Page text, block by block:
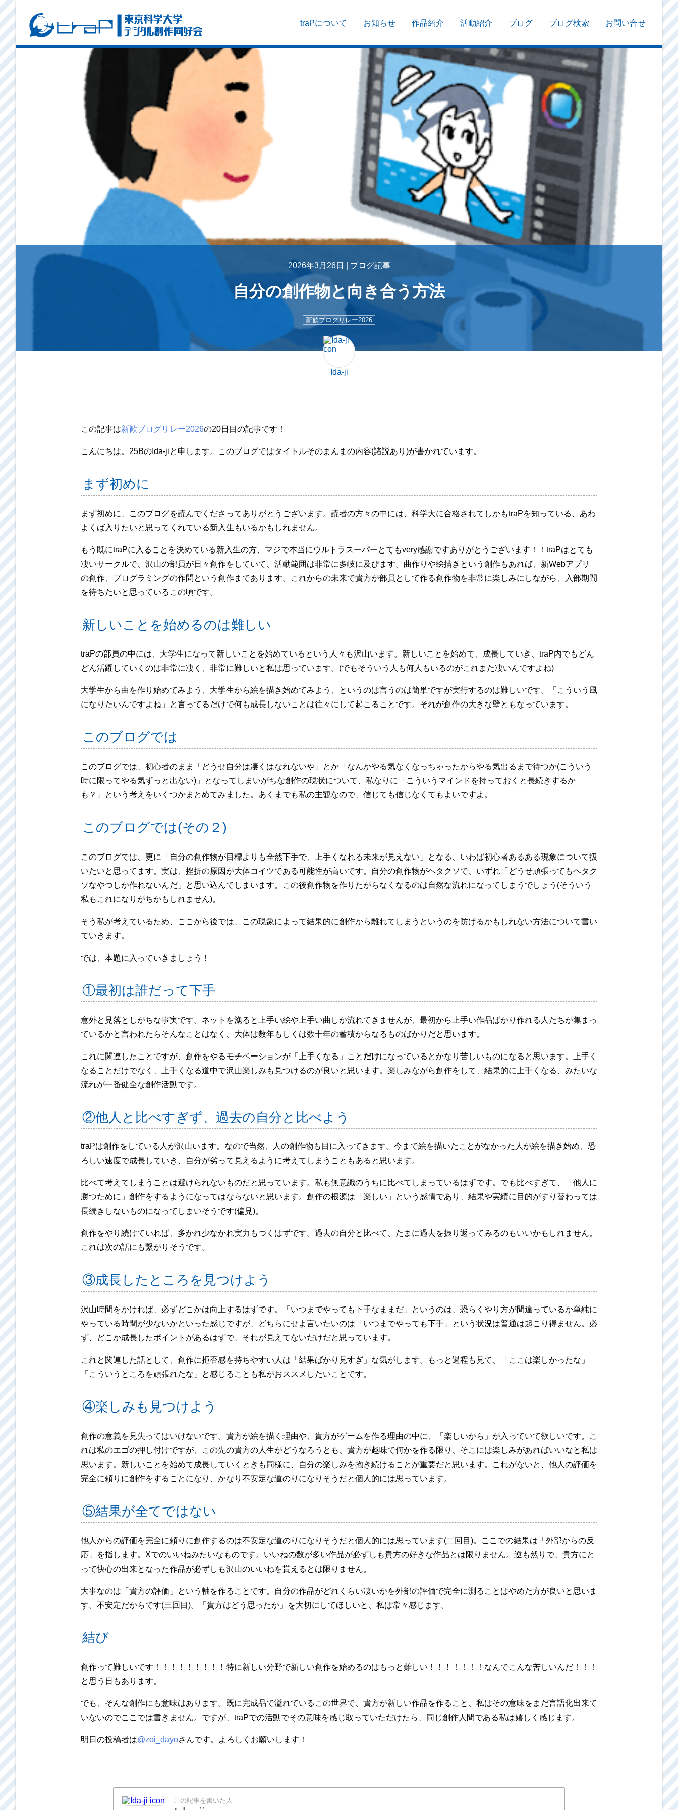
traPについて お知らせ 作品紹介 活動紹介 ブログ ブログ検索 お問い合せ
2026年3月26日 | ブログ記事
自分の創作物と向き合う方法
新歓ブログリレー2026
Ida-ji
この記事は新歓ブログリレー2026の20日目の記事です！
こんにちは。25BのIda-jiと申します。このブログではタイトルそのまんまの内容(諸説あり)が書かれています。
まず初めに
まず初めに、このブログを読んでくださってありがとうございます。読者の方々の中には、科学大に合格されてしかもtraPを知っている、あわ
よくば入りたいと思ってくれている新入生もいるかもしれません。
もう既にtraPに入ることを決めている新入生の方、マジで本当にウルトラスーパーとてもvery感謝ですありがとうございます！！traPはとても
凄いサークルで、沢山の部員が日々創作をしていて、活動範囲は非常に多岐に及びます。曲作りや絵描きという創作もあれば、新Webアプリ
の創作、プログラミングの作問という創作まであります。これからの未来で貴方が部員として作る創作物を非常に楽しみにしながら、入部期間
を待ちたいと思っているこの頃です。
新しいことを始めるのは難しい
traPの部員の中には、大学生になって新しいことを始めているという人々も沢山います。新しいことを始めて、成長していき、traP内でもどん
どん活躍していくのは非常に凄く、非常に難しいと私は思っています。(でもそういう人も何人もいるのがこれまた凄いんですよね)
大学生から曲を作り始めてみよう、大学生から絵を描き始めてみよう、というのは言うのは簡単ですが実行するのは難しいです。「こういう風
になりたいんですよね」と言ってるだけで何も成長しないことは往々にして起こることです。それが創作の大きな壁ともなっています。
このブログでは
このブログでは、初心者のまま「どうせ自分は凄くはなれないや」とか「なんかやる気なくなっちゃったからやる気出るまで待つか(こういう
時に限ってやる気ずっと出ない)」となってしまいがちな創作の現状について、私なりに「こういうマインドを持っておくと長続きするか
も？」という考えをいくつかまとめてみました。あくまでも私の主観なので、信じても信じなくてもよいですよ。
このブログでは(その２)
このブログでは、更に「自分の創作物が目標よりも全然下手で、上手くなれる未来が見えない」となる、いわば初心者あるある現象について扱
いたいと思ってます。実は、挫折の原因が大体コイツである可能性が高いです。自分の創作物がヘタクソで、いずれ「どうせ頑張ってもヘタク
ソなやつしか作れないんだ」と思い込んでしまいます。この後創作物を作りたがらなくなるのは自然な流れになってしまうでしょう(そういう
私もこれになりがちかもしれません)。
そう私が考えているため、ここから後では、この現象によって結果的に創作から離れてしまうというのを防げるかもしれない方法について書い
ていきます。
では、本題に入っていきましょう！
①最初は誰だって下手
意外と見落としがちな事実です。ネットを漁ると上手い絵や上手い曲しか流れてきませんが、最初から上手い作品ばかり作れる人たちが集まっ
ているかと言われたらそんなことはなく、大体は数年もしくは数十年の蓄積からなるものばかりだと思います。
これに関連したことですが、創作をやるモチベーションが「上手くなる」こと だけになっているとかなり苦しいものになると思います。上手く
なることだけでなく、上手くなる道中で沢山楽しみも見つけるのが良いと思います。楽しみながら創作をして、結果的に上手くなる、みたいな
流れが一番健全な創作活動です。
②他人と比べすぎず、過去の自分と比べよう
traPは創作をしている人が沢山います。なので当然、人の創作物も目に入ってきます。今まで絵を描いたことがなかった人が絵を描き始め、恐
ろしい速度で成長していき、自分が劣って見えるように考えてしまうこともあると思います。
比べて考えてしまうことは避けられないものだと思っています。私も無意識のうちに比べてしまっているはずです。でも比べすぎて、「他人に
勝つために」創作をするようになってはならないと思います。創作の根源は「楽しい」という感情であり、結果や実績に目的がすり替わっては
長続きしないものになってしまいそうです(偏見)。
創作をやり続けていれば、多かれ少なかれ実力もつくはずです。過去の自分と比べて、たまに過去を振り返ってみるのもいいかもしれません。
これは次の話にも繋がりそうです。
③成長したところを見つけよう
沢山時間をかければ、必ずどこかは向上するはずです。「いつまでやっても下手なままだ」というのは、恐らくやり方が間違っているか単純に
やっている時間が少ないかといった感じですが、どちらにせよ言いたいのは「いつまでやっても下手」という状況は普通は起こり得ません。必
ず、どこか成長したポイントがあるはずで、それが見えてないだけだと思っています。
これと関連した話として、創作に拒否感を持ちやすい人は「結果ばかり見すぎ」な気がします。もっと過程も見て、「ここは楽しかったな」
「こういうところを頑張れたな」と感じることも私がおススメしたいことです。
④楽しみも見つけよう
創作の意義を見失ってはいけないです。貴方が絵を描く理由や、貴方がゲームを作る理由の中に、「楽しいから」が入っていて欲しいです。こ
れは私のエゴの押し付けですが、この先の貴方の人生がどうなろうとも、貴方が趣味で何かを作る限り、そこには楽しみがあればいいなと私は
思います。新しいことを始めて成長していくときも同様に、自分の楽しみを抱き続けることが重要だと思います。これがないと、他人の評価を
完全に頼りに創作をすることになり、かなり不安定な道のりになりそうだと個人的には思っています。
⑤結果が全てではない
他人からの評価を完全に頼りに創作するのは不安定な道のりになりそうだと個人的には思っています(二回目)。ここでの結果は「外部からの反
応」を指します。Xでのいいねみたいなものです。いいねの数が多い作品が必ずしも貴方の好きな作品とは限りません。逆も然りで、貴方にと
って快心の出来となった作品が必ずしも沢山のいいねを貰えるとは限りません。
大事なのは「貴方の評価」という軸を作ることです。自分の作品がどれくらい凄いかを外部の評価で完全に測ることはやめた方が良いと思いま
す。不安定だからです(三回目)。「貴方はどう思ったか」を大切にしてほしいと、私は常々感じます。
結び
創作って難しいです！！！！！！！！！特に新しい分野で新しい創作を始めるのはもっと難しい！！！！！！！なんでこんな苦しいんだ！！！
と思う日もあります。
でも、そんな創作にも意味はあります。既に完成品で溢れているこの世界で、貴方が新しい作品を作ること、私はその意味をまだ言語化出来て
いないのでここでは書きません。ですが、traPでの活動でその意味を感じ取っていただけたら、同じ創作人間である私は嬉しく感じます。
明日の投稿者は@zoi_dayoさんです。よろしくお願いします！
この記事を書いた人